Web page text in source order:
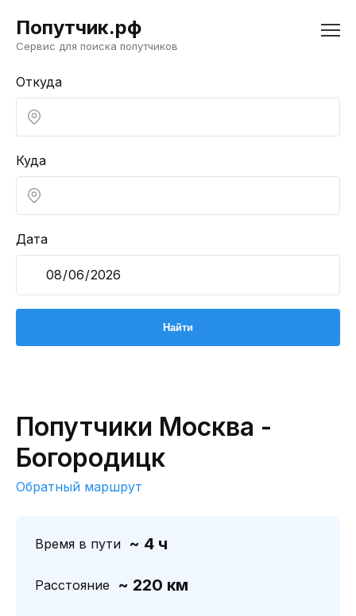
Попутчик.рф
Сервис для поиска попутчиков
Откуда
Куда
Дата
Попутчики Москва -
Богородицк
Обратный маршрут
Время в пути ~ 4 ч
Расстояние ~ 220 км